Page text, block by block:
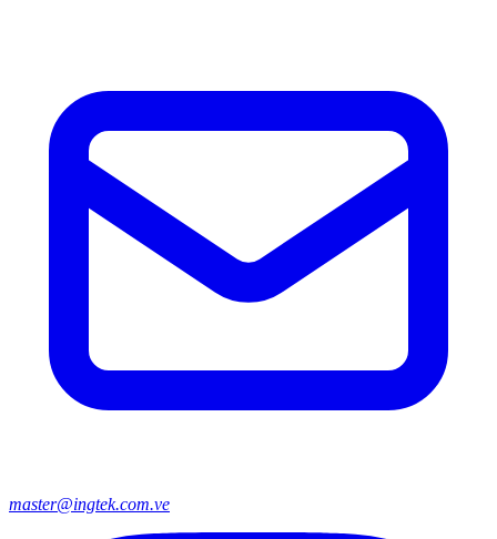
master@ingtek.com.ve